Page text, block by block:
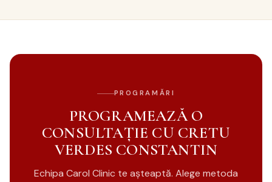
PROGRAMĂRI
PROGRAMEAZĂ O
CONSULTAȚIE CU CRETU
VERDES CONSTANTIN
Echipa Carol Clinic te așteaptă. Alege metoda